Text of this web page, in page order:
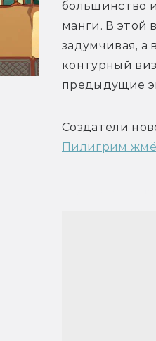
большинство
манги. В этой
задумчивая, а
контурный
предыдущие
Создатели
Пилигрим